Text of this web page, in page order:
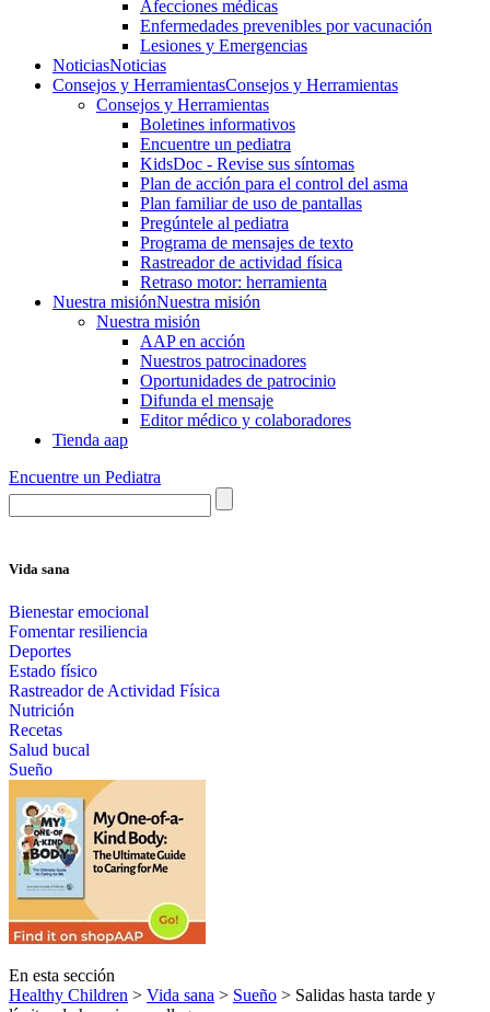
Afecciones médicas
Enfermedades prevenibles por vacunación
Lesiones y Emergencias
NoticiasNoticias
Consejos y HerramientasConsejos y Herramientas
Consejos y Herramientas
Boletines informativos
Encuentre un pediatra
KidsDoc - Revise sus síntomas
Plan de acción para el control del asma
Plan familiar de uso de pantallas
Pregúntele al pediatra
Programa de mensajes de texto
Rastre​​ador de activida​d física
Retraso motor: herramienta
Nuestra misiónNuestra misión
Nuestra misión
AAP en acción
Nuestros patrocinadores
Oportunidades de patrocinio
Difunda el mensaje
Editor médico y colaboradores
Tienda aap
Encuentre un Pediatra
Vida sana
Bienestar emocional
Fomentar resiliencia
Deportes
Estado físico
Rastreador de Actividad Física
Nutrición
Recetas
Salud bucal
Sueño
En esta sección
Healthy Children > Vida sana > Sueño > Salidas hasta tarde y